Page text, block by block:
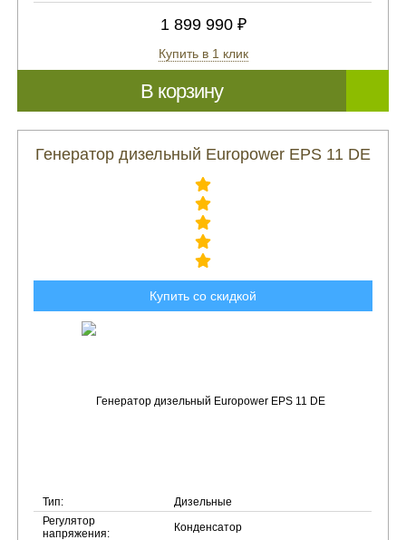
1 899 990 ₽
Купить в 1 клик
В корзину
Генератор дизельный Europower EPS 11 DE
Купить со скидкой
Тип:
Дизельные
Регулятор
напряжения:
Конденсатор